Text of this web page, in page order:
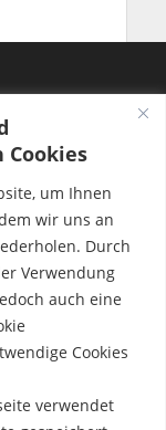
Cookies
um Ihnen
wir uns an
Durch
Verwendung
auch eine
Cookies
verwendet